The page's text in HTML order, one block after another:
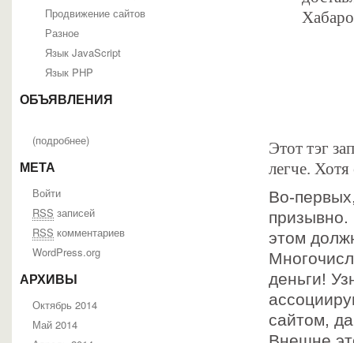
Продвижение сайтов
Разное
Язык JavaScript
Язык PHP
ОБЪЯВЛЕНИЯ
(подробнее)
МЕТА
Войти
RSS записей
RSS комментариев
WordPress.org
АРХИВЫ
Октябрь 2014
Май 2014
Этот тэг
легче.
Во-
призывно.
этом
деньги!
сайтом,